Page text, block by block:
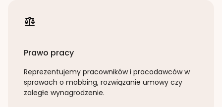
Prawo pracy
Reprezentujemy pracowników i pracodawców w
sprawach o mobbing, rozwiązanie umowy czy
zaległe wynagrodzenie.